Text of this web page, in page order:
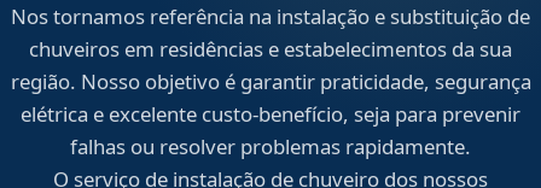
Nos tornamos referência na instalação e substituição de
chuveiros em residências e estabelecimentos da sua
região. Nosso objetivo é garantir praticidade, segurança
elétrica e excelente custo-benefício, seja para prevenir
falhas ou resolver problemas rapidamente.
O serviço de instalação de chuveiro dos nossos